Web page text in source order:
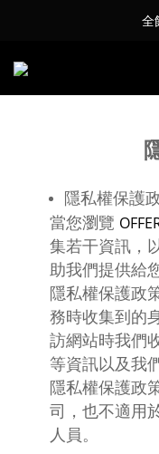
全
隱私權保護
當您瀏覽
集若干資訊，
助我們提供給
隱私權保護政
務時收集到的
訪網站時我們
等資訊以及我
隱私權保護政
司，也不適用
人員。